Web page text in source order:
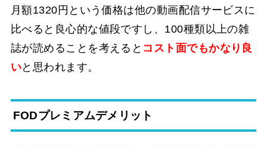
月額1320円という価格は他の動画配信サービスに
比べると良心的な値段ですし、100種類以上の雑
誌が読めることを考えると コスト面でもかなり良
いと思われます。
FODプレミアムデメリット